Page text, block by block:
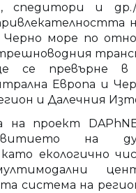
спедитори и
Черно море по
се превърне в
Европа и
и Далечния
на проект
на
екологично
система на